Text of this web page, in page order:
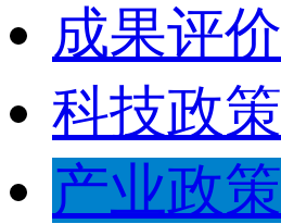
成果评价
科技政策
产业政策